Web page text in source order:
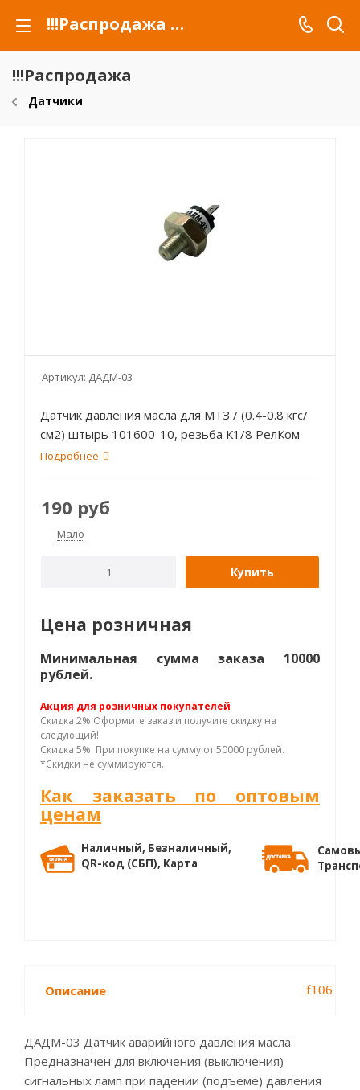
!!!Распродажа для автомобилей российских марок и сельхозтехники
!!!Распродажа
Датчики
Артикул: ДАДМ-03
Датчик давления масла для МТЗ / (0.4-0.8 кгс/
см2) штырь 101600-10, резьба К1/8 РелКом
Подробнее
190 руб
Мало
Купить
Цена розничная
Минимальная сумма заказа 10000
рублей.
Акция для розничных покупателей
Скидка 2% Оформите заказ и получите скидку на
следующий!
Скидка 5% При покупке на сумму от 50000 рублей.
*Скидки не суммируются.
Как заказать по оптовым
ценам
Наличный, Безналичный,
QR-код (СБП), Карта
Описание
ДАДМ-03 Датчик аварийного давления масла.
Предназначен для включения (выключения)
сигнальных ламп при падении (подъеме) давления